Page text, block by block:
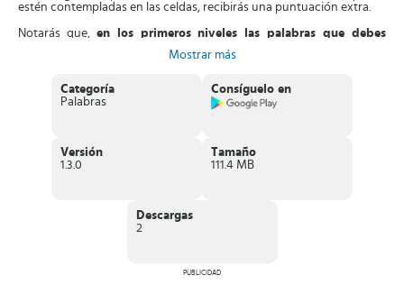
estén contempladas en las celdas, recibirás una puntuación extra.
Notarás que, en los primeros niveles las palabras que debes
desbloquear packs de niveles nuevos, las palabras con 5 o más letras
estancado podrás recurrir a un comodín o pista, que te mostrará la
posición de una letra.
Entretenido juego de palabrasdonde tendrás que resolver
crucigramas personalizados con lindos paisajes naturales.
La dificultad de cada nivel es progresiva
Mostrar más
Categoría
Palabras
Consíguelo en
Versión
1.3.0
Tamaño
111.4 MB
Descargas
2
PUBLICIDAD